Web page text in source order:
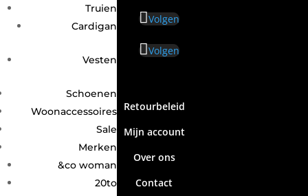
Truien
Cardigan
Vesten
Schoenen
Woonaccessoires
Sale
Merken
&co woman
20to
Volgen
Volgen
Retourbeleid
Mijn account
Over ons
Contact